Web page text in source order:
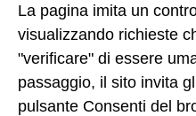
La pagina imita un
visualizzando richieste
"verificare" di essere
passaggio, il sito invita
pulsante Consenti del